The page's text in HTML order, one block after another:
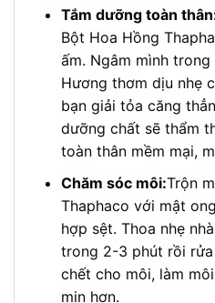
Tắm dưỡng toàn
Bột Hoa Hồng
ấm. Ngâm mình
Hương thơm dịu nhẹ
bạn giải tỏa căng
dưỡng chất sẽ thẩm
toàn thân mềm mại,
Chăm sóc môi:Trộn
Thaphaco với mật
hợp sệt. Thoa nhẹ
trong 2-3 phút rồi
chết cho môi, làm
mịn hơn.